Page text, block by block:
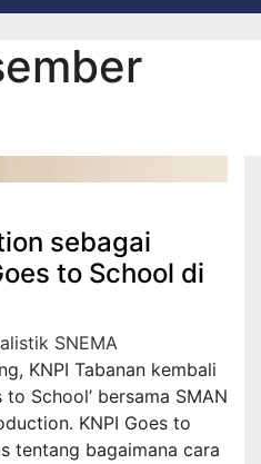
sebagai
to School di
SNEMA
KNPI Tabanan kembali
to School’ bersama SMAN
KNPI Goes to
tentang bagaimana cara